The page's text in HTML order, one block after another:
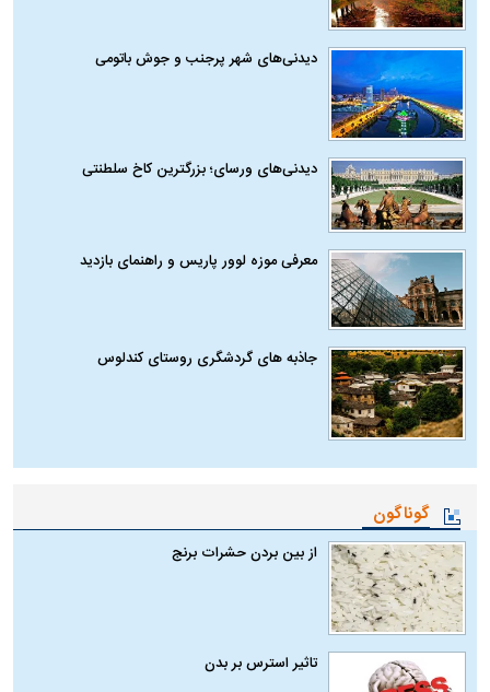
دیدنی‌های شهر پرجنب و جوش باتومی
دیدنی‌های ورسای؛ بزرگترین کاخ سلطنتی
معرفی موزه لوور پاریس و راهنمای بازدید
جاذبه های گردشگری روستای کندلوس
گوناگون
از بین بردن حشرات برنج
تاثیر استرس بر بدن